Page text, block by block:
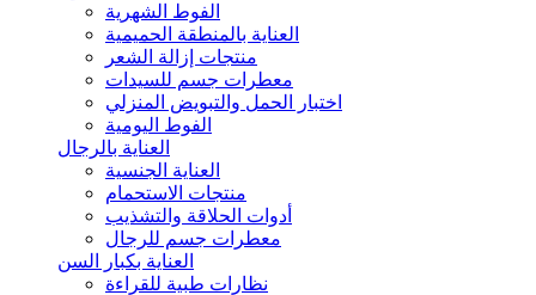
الفوط الشهرية
العناية بالمنطقة الحميمية
منتجات إزالة الشعر
معطرات جسم للسيدات
اختبار الحمل والتبويض المنزلي
الفوط اليومية
العناية بالرجال
العناية الجنسية
منتجات الاستحمام
أدوات الحلاقة والتشذيب
معطرات جسم للرجال
العناية بكبار السن
نظارات طبية للقراءة